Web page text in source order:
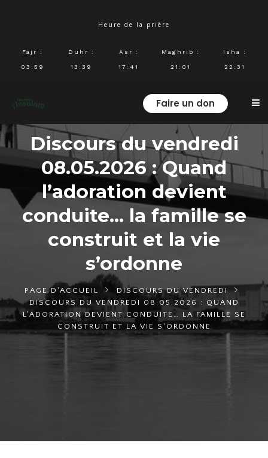
Heure de la prière
Fajr :
03:59
Duhr :
13:39
Asr :
17:41
Maghrib :
21:01
Isha :
22:31
Faire un don
Discours du vendredi
08.05.2026 : Quand
l’adoration devient
conduite… la famille se
construit et la vie
s’ordonne
PAGE D'ACCUEIL
DISCOURS DU VENDREDI
DISCOURS DU VENDREDI 08.05.2026 : QUAND
L'ADORATION DEVIENT CONDUITE… LA FAMILLE SE
CONSTRUIT ET LA VIE S'ORDONNE